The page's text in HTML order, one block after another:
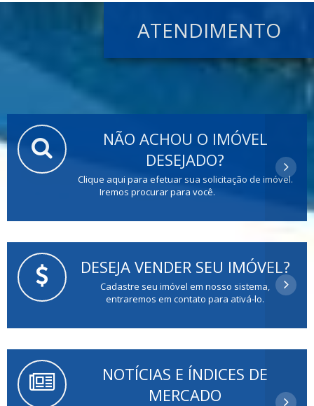
ATENDIMENTO
NÃO ACHOU O IMÓVEL
DESEJADO?
Clique aqui para efetuar sua solicitação de imóvel.
Iremos procurar para você.
DESEJA VENDER SEU IMÓVEL?
Cadastre seu imóvel em nosso sistema,
entraremos em contato para ativá-lo.
NOTÍCIAS E ÍNDICES DE
MERCADO